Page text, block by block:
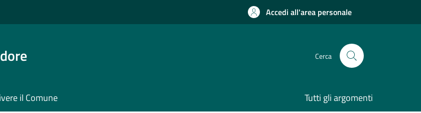
Accedi all'area personale
Cerca
il Comune Tutti gli argomenti